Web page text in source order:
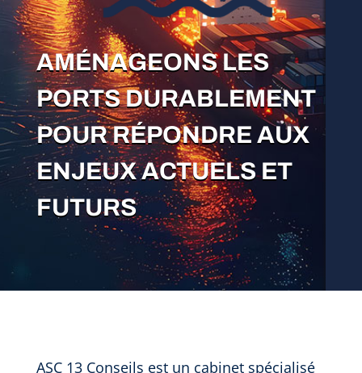
AMÉNAGEONS LES
PORTS DURABLEMENT
POUR RÉPONDRE AUX
ENJEUX ACTUELS ET
FUTURS
ASC 13 Conseils est un cabinet spécialisé